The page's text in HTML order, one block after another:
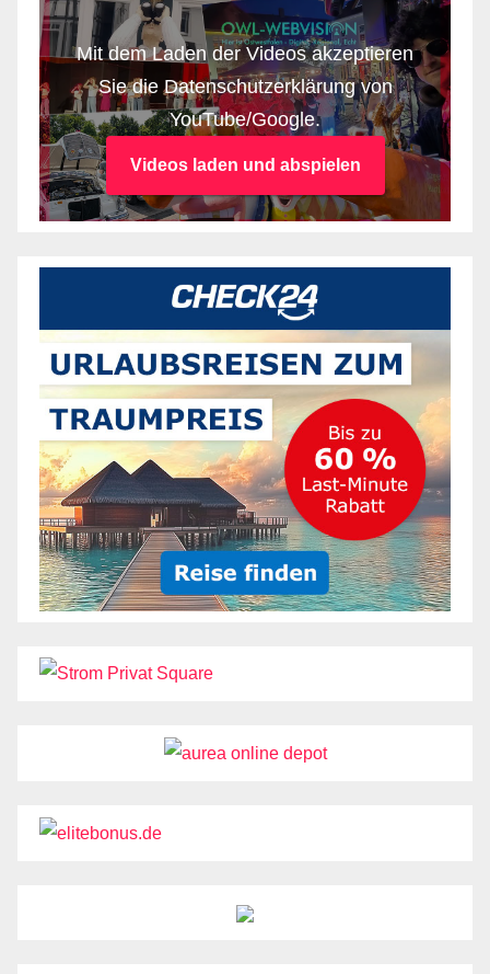
Mit dem Laden der Videos akzeptieren
Sie die Datenschutzerklärung von
YouTube/Google.
Videos laden und abspielen